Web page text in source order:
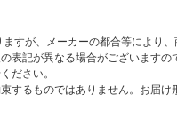
すが、メーカーの都合等により
表記が異なる場合がございます
ださい。
するものではありません。お届